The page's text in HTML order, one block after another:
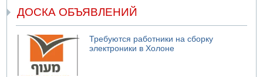
ДОСКА ОБЪЯВЛЕНИЙ
Требуются работники на сборку
электроники в Холоне